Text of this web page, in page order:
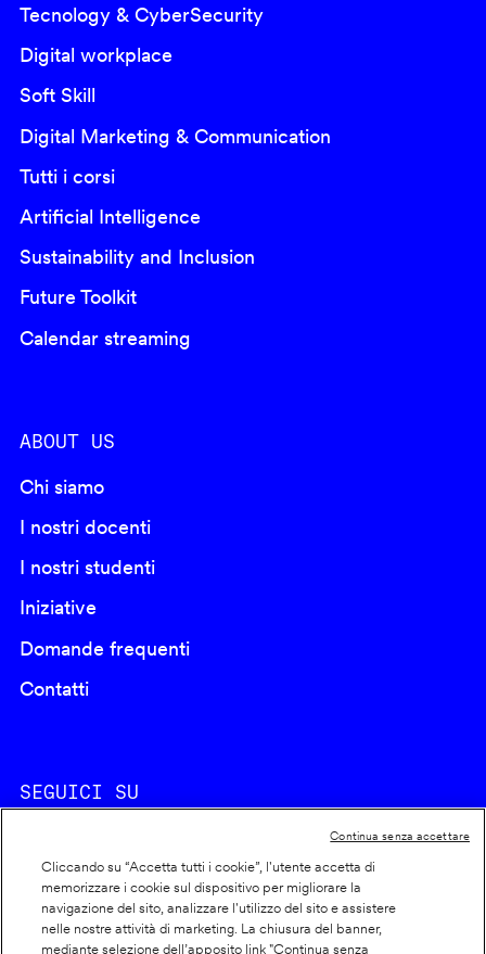
Tecnology & CyberSecurity
Digital workplace
Soft Skill
Digital Marketing & Communication
Tutti i corsi
Artificial Intelligence
Sustainability and Inclusion
Future Toolkit
Calendar streaming
ABOUT US
Chi siamo
I nostri docenti
I nostri studenti
Iniziative
Domande frequenti
Contatti
SEGUICI SU
Cookie policy
Cliccando su “Accetta tutti i cookie”, l'utente accetta di
memorizzare i cookie sul dispositivo per migliorare la
navigazione del sito, analizzare l'utilizzo del sito e assistere
nelle nostre attività di marketing. La chiusura del banner,
mediante selezione dell’apposito link "Continua senza
Continua senza accettare